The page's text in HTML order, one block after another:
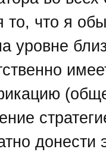
то, что я
уровне